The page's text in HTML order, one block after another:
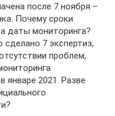
после 7 ноября –
Почему сроки
даты мониторинга?
7 экспертиз,
проблем,
январе 2021. Разве